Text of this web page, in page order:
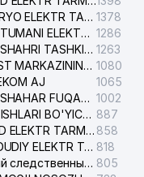
SURXONDARYO ELEKTR TARMOQLARI AJ 1378
TOSHKENT TUMANI ELEKTR TARMOG'I AVARIYA XIZMATI 1286
TOSHKENT SHAHRI TASHKILOT TELEFONLARI HAQIDA MA'LUMOT BYUROSI 1263
DAVLAT TEST MARKAZINING ISHONCH TELEFONLARI 1080
AJ
1065
TOSHKENT SHAHAR FUQAROLIK ISHLARI BO'YICHA SUDI 1002
FUQAROLIK ISHLARI BO'YICHA YAKKASAROY TUMANLARARO SUDI 887
YUNUSOBOD ELEKTR TARMOG'I NOSOZLIKLARI XIZMATI 858
NAVOIY HUDUDIY ELEKTR TARMOQLARI KORXONASI AJ 818
Ташкентский следственный изолятор 805